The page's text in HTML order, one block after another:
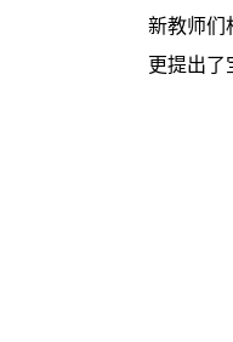
新教师们
更提出了